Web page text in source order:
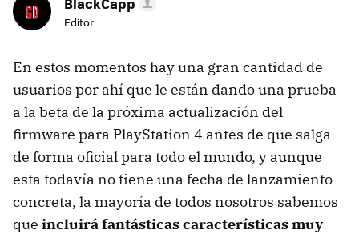
Editor
En estos momentos hay una gran cantidad de
usuarios por ahí que le están dando una prueba
a la beta de la próxima actualización del
firmware para PlayStation 4 antes de que salga
de forma oficial para todo el mundo, y aunque
esta todavía no tiene una fecha de lanzamiento
concreta, la mayoría de todos nosotros sabemos
que incluirá fantásticas características muy